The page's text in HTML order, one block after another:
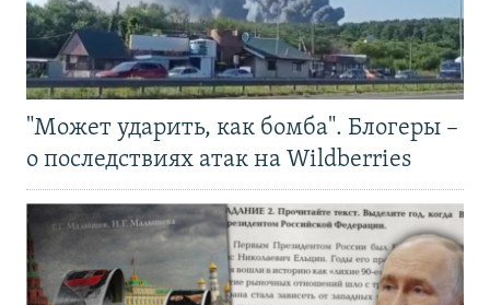
"Может ударить, как бомба". Блогеры –
о последствиях атак на Wildberries